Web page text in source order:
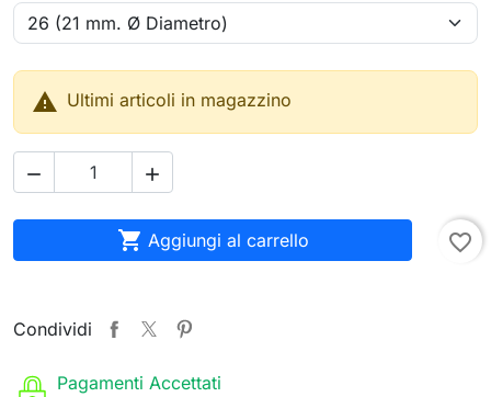
 Ultimi articoli in magazzino
 
 Aggiungi al carrello favorite_border
Condividi
Pagamenti Accettati